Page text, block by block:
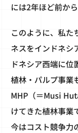
には2年ほど前か
このように、私た
ネスをインドネシ
ドネシア西端に位
植林・パルプ事業
MHP（＝Musi
けてきた植林事業
今はコスト競争力